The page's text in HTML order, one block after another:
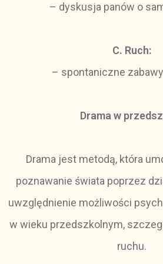
– dyskusja panów o
C. Ruch:
– spontaniczne
Drama w
Drama jest metodą, która
poznawanie świata poprzez
uwzględnienie możliwości
w wieku przedszkolnym,
ruchu.